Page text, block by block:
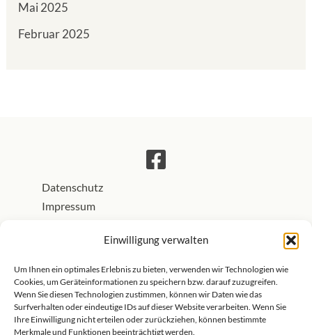
Einwilligung verwalten
Um Ihnen ein optimales Erlebnis zu bieten, verwenden wir Technologien wie
Cookies, um Geräteinformationen zu speichern bzw. darauf zuzugreifen.
Wenn Sie diesen Technologien zustimmen, können wir Daten wie das
Surfverhalten oder eindeutige IDs auf dieser Website verarbeiten. Wenn Sie
Ihre Einwilligung nicht erteilen oder zurückziehen, können bestimmte
Merkmale und Funktionen beeinträchtigt werden.
Mai 2025
Februar 2025
Datenschutz
Impressum
Ausgestaltung dieser Website entstehen mit Unterstützung
generativer KI-Systeme. Alle Inhalte werden von Zenioren
fachlich und redaktionell geprüft. Einige Porträtfotos und
Blogbilder auf dieser Website wurden digital mit KI-